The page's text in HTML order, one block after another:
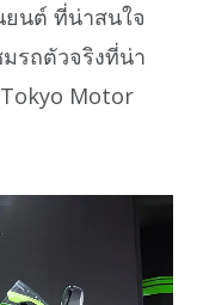
ยนต์ ที่น่าสนใจ
รถตัวจริงที่น่า
Motor